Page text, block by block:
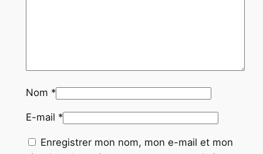
Nom *
E-mail *
Enregistrer mon nom, mon e-mail et mon